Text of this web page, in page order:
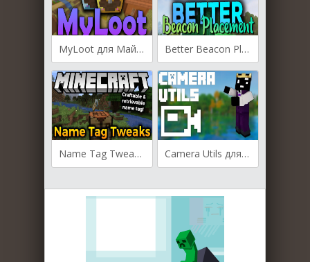
MyLoot для Майнкрафт [1.20.1, 1.19.3, 1.19.2] Better Beacon Placement для Майнкрафт [1.20.1, 1.20, 1.19.4]
Name Tag Tweaks для Майнкрафт [1.20, 1.19.4, 1.19.3] Camera Utils для Майнкрафт [1.19.4, 1.19.3, 1.19.2]